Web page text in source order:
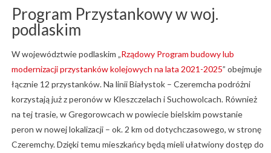
Program Przystankowy w woj.
podlaskim
W województwie podlaskim „Rządowy Program budowy lub
modernizacji przystanków kolejowych na lata 2021-2025” obejmuje
łącznie 12 przystanków. Na linii Białystok – Czeremcha podróżni
korzystają już z peronów w Kleszczelach i Suchowolcach. Również
na tej trasie, w Gregorowcach w powiecie bielskim powstanie
peron w nowej lokalizacji – ok. 2 km od dotychczasowego, w stronę
Czeremchy. Dzięki temu mieszkańcy będą mieli ułatwiony dostęp do